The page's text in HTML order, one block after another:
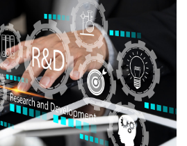
THE AUTHOR
ท์ ประวีณวิทย์
Content Creator ประจำกอง
าธิการข่าว THE STANDARD